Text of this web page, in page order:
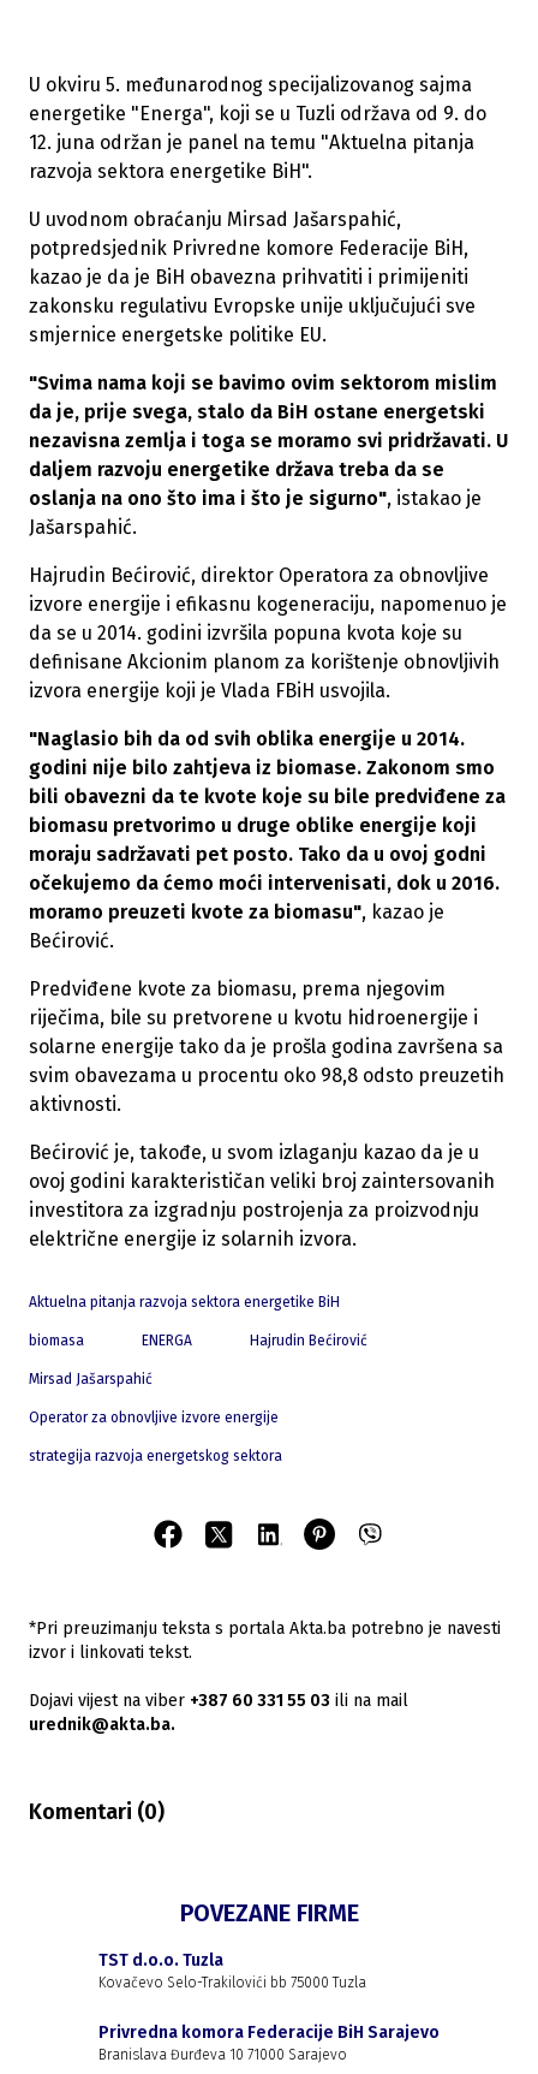
U okviru 5. međunarodnog specijalizovanog sajma
energetike "Energa", koji se u Tuzli održava od 9. do
12. juna održan je panel na temu "Aktuelna pitanja
razvoja sektora energetike BiH".
U uvodnom obraćanju Mirsad Jašarspahić,
potpredsjednik Privredne komore Federacije BiH,
kazao je da je BiH obavezna prihvatiti i primijeniti
zakonsku regulativu Evropske unije uključujući sve
smjernice energetske politike EU.
"Svima nama koji se bavimo ovim sektorom mislim
da je, prije svega, stalo da BiH ostane energetski
nezavisna zemlja i toga se moramo svi pridržavati. U
daljem razvoju energetike država treba da se
oslanja na ono što ima i što je sigurno", istakao je
Jašarspahić.
Hajrudin Bećirović, direktor Operatora za obnovljive
izvore energije i efikasnu kogeneraciju, napomenuo je
da se u 2014. godini izvršila popuna kvota koje su
definisane Akcionim planom za korištenje obnovljivih
izvora energije koji je Vlada FBiH usvojila.
"Naglasio bih da od svih oblika energije u 2014.
godini nije bilo zahtjeva iz biomase. Zakonom smo
bili obavezni da te kvote koje su bile predviđene za
biomasu pretvorimo u druge oblike energije koji
moraju sadržavati pet posto. Tako da u ovoj godni
očekujemo da ćemo moći intervenisati, dok u 2016.
moramo preuzeti kvote za biomasu", kazao je
Bećirović.
Predviđene kvote za biomasu, prema njegovim
riječima, bile su pretvorene u kvotu hidroenergije i
solarne energije tako da je prošla godina završena sa
svim obavezama u procentu oko 98,8 odsto preuzetih
aktivnosti.
Bećirović je, takođe, u svom izlaganju kazao da je u
ovoj godini karakterističan veliki broj zaintersovanih
investitora za izgradnju postrojenja za proizvodnju
električne energije iz solarnih izvora.
Aktuelna pitanja razvoja sektora energetike BiH
biomasa ENERGA Hajrudin Bećirović
Mirsad Jašarspahić
Operator za obnovljive izvore energije
strategija razvoja energetskog sektora
*Pri preuzimanju teksta s portala Akta.ba potrebno je navesti
izvor i linkovati tekst.
Dojavi vijest na viber +387 60 331 55 03 ili na mail
urednik@akta.ba.
Komentari (0)
POVEZANE FIRME
TST d.o.o. Tuzla
Kovačevo Selo-Trakilovići bb 75000 Tuzla
Privredna komora Federacije BiH Sarajevo
Branislava Đurđeva 10 71000 Sarajevo